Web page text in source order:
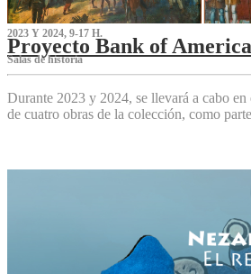
2023 Y 2024, 9-17 H.
Proyecto Bank of America
S‌alas de historia
Durante 2023 y 2024, se llevará a cabo en
de cuatro obras de la colección, como